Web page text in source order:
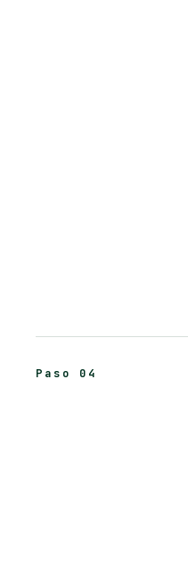
Paso 04